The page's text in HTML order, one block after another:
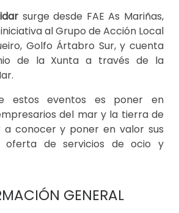
surge desde FAE As Mariñas,
al Grupo de Acción Local
Golfo Ártabro Sur, y cuenta
de la Xunta a través de la
estos eventos es poner en
del mar y la tierra de
a conocer y poner en valor sus
oferta de servicios de ocio y
GENERAL